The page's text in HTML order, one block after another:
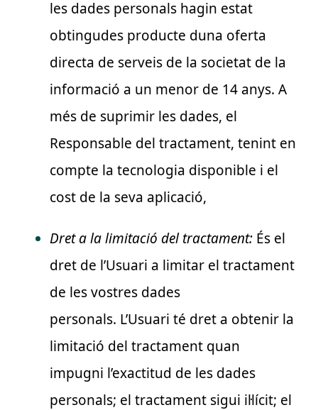
les dades personals hagin estat
obtingudes producte duna oferta
directa de serveis de la societat de la
informació a un menor de 14 anys. A
més de suprimir les dades, el
Responsable del tractament, tenint en
compte la tecnologia disponible i el
cost de la seva aplicació,
Dret a la limitació del tractament: És el
dret de l’Usuari a limitar el tractament
de les vostres dades
personals. L’Usuari té dret a obtenir la
limitació del tractament quan
impugni l’exactitud de les dades
personals; el tractament sigui il·lícit; el